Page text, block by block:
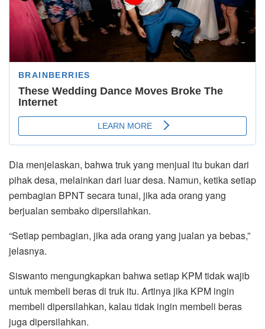
Dia menjelaskan, bahwa truk yang menjual itu bukan dari
pihak desa, melainkan dari luar desa. Namun, ketika setiap
pembagian BPNT secara tunai, jika ada orang yang
berjualan sembako dipersilahkan.
“Setiap pembagian, jika ada orang yang jualan ya bebas,”
jelasnya.
Siswanto mengungkapkan bahwa setiap KPM tidak wajib
untuk membeli beras di truk itu. Artinya jika KPM ingin
membeli dipersilahkan, kalau tidak ingin membeli beras
juga dipersilahkan.